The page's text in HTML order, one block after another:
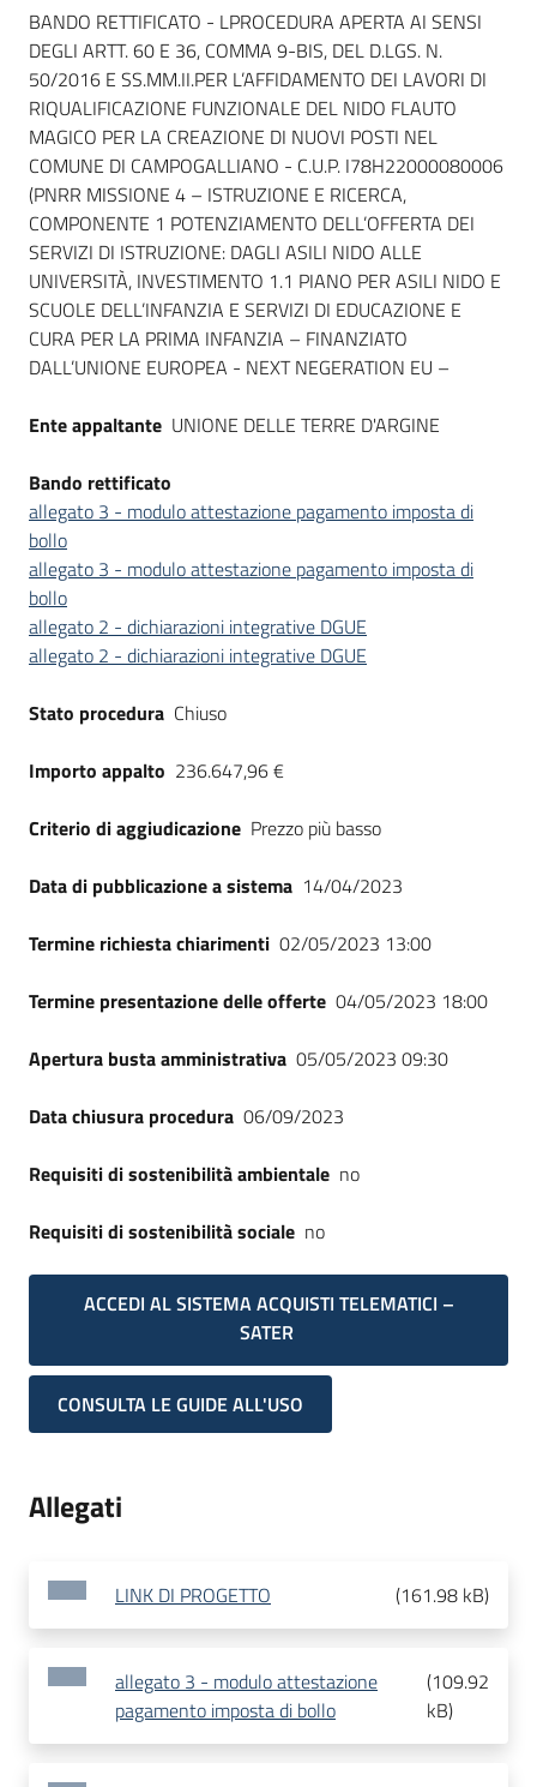
Dati del bando
BANDO RETTIFICATO - LPROCEDURA APERTA AI SENSI
DEGLI ARTT. 60 E 36, COMMA 9-BIS, DEL D.LGS. N.
50/2016 E SS.MM.II.PER L’AFFIDAMENTO DEI LAVORI DI
RIQUALIFICAZIONE FUNZIONALE DEL NIDO FLAUTO
MAGICO PER LA CREAZIONE DI NUOVI POSTI NEL
COMUNE DI CAMPOGALLIANO - C.U.P. I78H22000080006
(PNRR MISSIONE 4 – ISTRUZIONE E RICERCA,
COMPONENTE 1 POTENZIAMENTO DELL’OFFERTA DEI
SERVIZI DI ISTRUZIONE: DAGLI ASILI NIDO ALLE
UNIVERSITÀ, INVESTIMENTO 1.1 PIANO PER ASILI NIDO E
SCUOLE DELL’INFANZIA E SERVIZI DI EDUCAZIONE E
CURA PER LA PRIMA INFANZIA – FINANZIATO
DALL’UNIONE EUROPEA - NEXT NEGERATION EU –
Ente appaltante UNIONE DELLE TERRE D'ARGINE
Bando rettificato
allegato 3 - modulo attestazione pagamento imposta di
bollo
allegato 3 - modulo attestazione pagamento imposta di
bollo
allegato 2 - dichiarazioni integrative DGUE
allegato 2 - dichiarazioni integrative DGUE
Stato procedura Chiuso
Importo appalto 236.647,96 €
Criterio di aggiudicazione Prezzo più basso
Data di pubblicazione a sistema 14/04/2023
Termine richiesta chiarimenti 02/05/2023 13:00
Termine presentazione delle offerte 04/05/2023 18:00
Apertura busta amministrativa 05/05/2023 09:30
Data chiusura procedura 06/09/2023
Requisiti di sostenibilità ambientale no
Requisiti di sostenibilità sociale no
ACCEDI AL SISTEMA ACQUISTI TELEMATICI –
SATER
CONSULTA LE GUIDE ALL'USO
Allegati
LINK DI PROGETTO (161.98 kB)
allegato 3 - modulo attestazione
pagamento imposta di bollo
(109.92
kB)